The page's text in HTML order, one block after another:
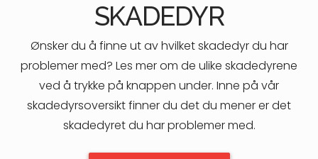
SKADEDYR
Ønsker du å finne ut av hvilket skadedyr du har
problemer med? Les mer om de ulike skadedyrene
ved å trykke på knappen under. Inne på vår
skadedyrsoversikt finner du det du mener er det
skadedyret du har problemer med.